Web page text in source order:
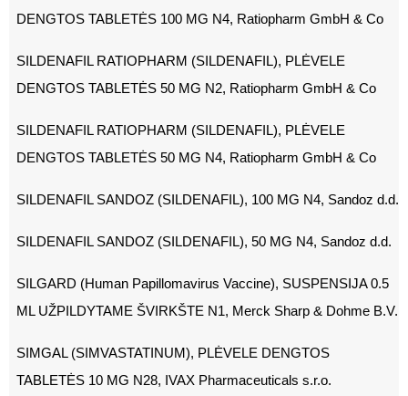
DENGTOS TABLETĖS 100 MG N4, Ratiopharm GmbH & Co
SILDENAFIL RATIOPHARM (SILDENAFIL), PLĖVELE
DENGTOS TABLETĖS 50 MG N2, Ratiopharm GmbH & Co
SILDENAFIL RATIOPHARM (SILDENAFIL), PLĖVELE
DENGTOS TABLETĖS 50 MG N4, Ratiopharm GmbH & Co
SILDENAFIL SANDOZ (SILDENAFIL), 100 MG N4, Sandoz d.d.
SILDENAFIL SANDOZ (SILDENAFIL), 50 MG N4, Sandoz d.d.
SILGARD (Human Papillomavirus Vaccine), SUSPENSIJA 0.5
ML UŽPILDYTAME ŠVIRKŠTE N1, Merck Sharp & Dohme B.V.
SIMGAL (SIMVASTATINUM), PLĖVELE DENGTOS
TABLETĖS 10 MG N28, IVAX Pharmaceuticals s.r.o.